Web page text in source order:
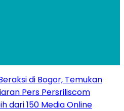
di Bogor, Temukan
Pers Persriliscom
dari 150 Media Online